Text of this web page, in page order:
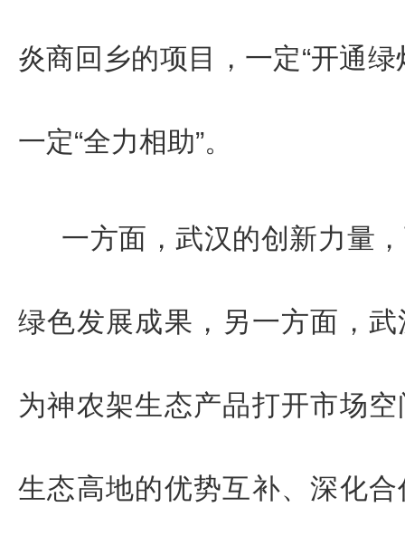
炎商回乡的项目，一定“开通绿
一定“全力相助”。
一方面，武汉的创新力量
绿色发展成果，另一方面，
为神农架生态产品打开市场
生态高地的优势互补、深化合